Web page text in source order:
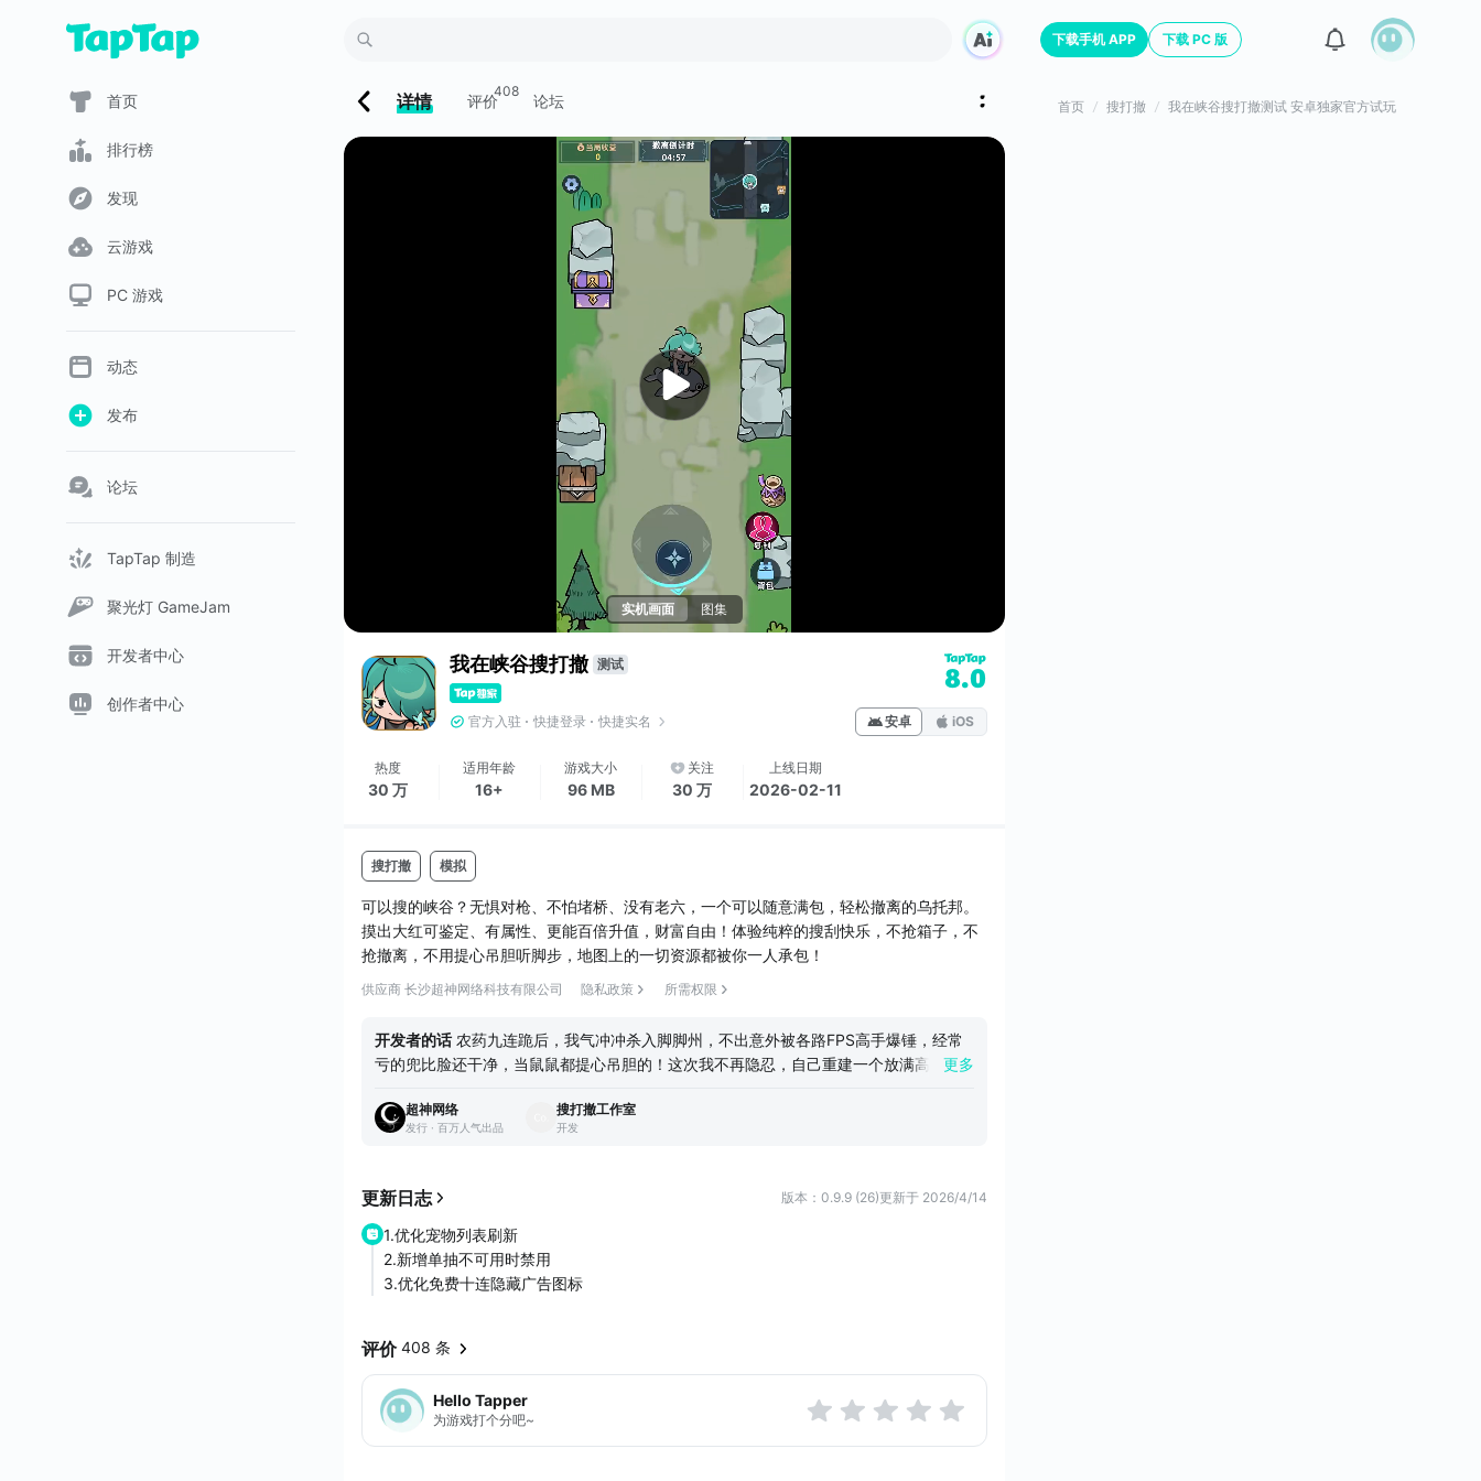
首页
排行榜
发现
云游戏
PC 游戏
动态
发布
论坛
TapTap 制造
聚光灯 GameJam
开发者中心
创作者中心
详情 评价
408
论坛
实机画面 图集
我在峡谷搜打撤 测试 8.0
官方入驻 快捷登录 快捷实名 安卓 iOS
热度
30 万
适用年龄
16+
游戏大小
96 MB
关注
30 万
上线日期
2026-02-11
搜打撤 模拟
可以搜的峡谷？无惧对枪、不怕堵桥、没有老六，一个可以随意满包，轻松撤离的乌托邦。
摸出大红可鉴定、有属性、更能百倍升值，财富自由！体验纯粹的搜刮快乐，不抢箱子，不
抢撤离，不用提心吊胆听脚步，地图上的一切资源都被你一人承包！
供应商 长沙超神网络科技有限公司 隐私政策 所需权限
开发者的话 农药九连跪后，我气冲冲杀入脚脚州，不出意外被各路FPS高手爆锤，经常
亏的兜比脸还干净，当鼠鼠都提心吊胆的！这次我不再隐忍，自己重建一个放满高资的
撤离！
更多
超神网络
发行 · 百万人气出品
搜打撤工作室
开发
更新日志 版本：0.9.9 (26)更新于 2026/4/14
1.优化宠物列表刷新
2.新增单抽不可用时禁用
3.优化免费十连隐藏广告图标
评价 408 条
Hello Tapper
为游戏打个分吧~
下载手机 APP 下载 PC 版
首页 搜打撤 我在峡谷搜打撤测试 安卓独家官方试玩